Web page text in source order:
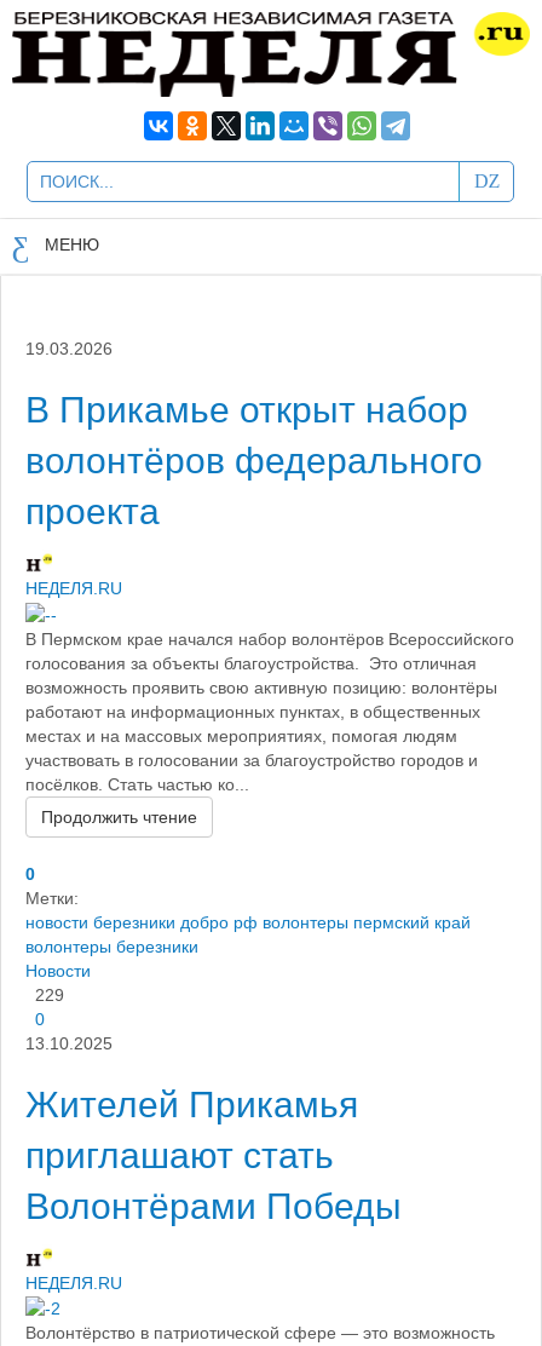
МЕНЮ
19.03.2026
В Прикамье открыт набор
волонтёров федерального
проекта
НЕДЕЛЯ.RU
​В Пермском крае начался набор волонтёров Всероссийского
голосования за объекты благоустройства. Это отличная
возможность проявить свою активную позицию: волонтёры
работают на информационных пунктах, в общественных
местах и на массовых мероприятиях, помогая людям
участвовать в голосовании за благоустройство городов и
посёлков. Стать частью ко...
Продолжить чтение
0
Метки:
новости березники добро рф волонтеры пермский край
волонтеры березники
Новости
229
0
13.10.2025
Жителей Прикамья
приглашают стать
Волонтёрами Победы
НЕДЕЛЯ.RU
Волонтёрство в патриотической сфере — это возможность